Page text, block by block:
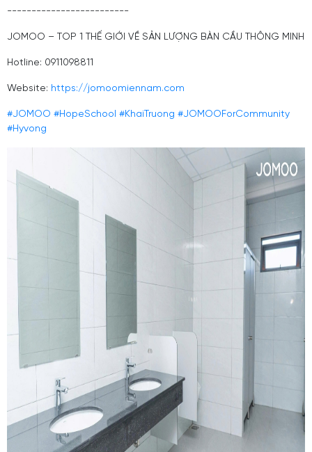
-------------------------
JOMOO – TOP 1 THẾ GIỚI VỀ SẢN LƯỢNG BÀN CẦU THÔNG MINH
Hotline: 0911098811
Website: https://jomoomiennam.com
#JOMOO #HopeSchool #KhaiTruong #JOMOOForCommunity
#Hyvong